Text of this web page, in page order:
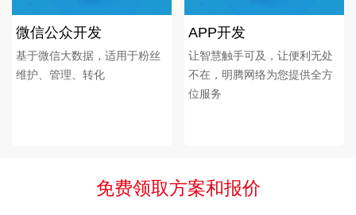
微信公众开发
基于微信大数据，适用于粉丝
维护、管理、转化
APP开发
让智慧触手可及，让便利无处
不在，明腾网络为您提供全方
位服务
免费领取方案和报价